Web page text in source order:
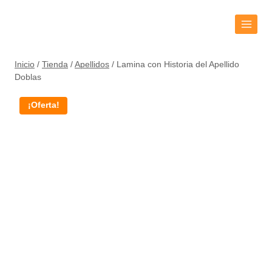
Inicio / Tienda / Apellidos / Lamina con Historia del Apellido
Doblas
¡Oferta!